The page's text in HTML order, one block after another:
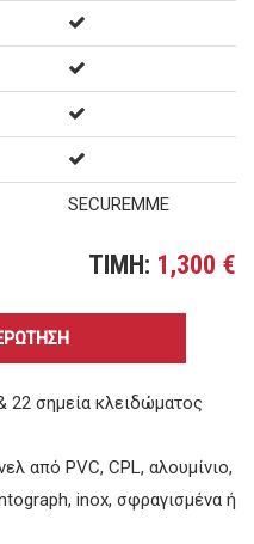
SECUREMME
TIMH: 1,300 €
22 σημεία κλειδώματος
από PVC, CPL, αλουμίνιο,
inox, σφραγισμένα ή